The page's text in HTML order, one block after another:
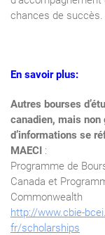
chances de succès.
En savoir plus:
Autres bourses
canadien, mais non
d’informations se
MAECI :
Programme de
Canada et
Commonwealth
http://www.cbie-
fr/scholarships